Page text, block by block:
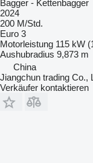
Bagger - Kettenbagger
2024
200 M/Std.
Euro 3
Motorleistung 115 kW
Aushubradius 9,873 m
China
Jiangchun trading Co.,
Verkäufer kontaktieren